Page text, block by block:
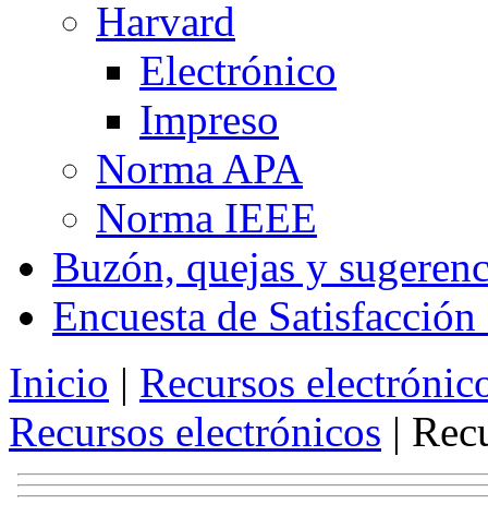
Harvard
Electrónico
Impreso
Norma APA
Norma IEEE
Buzón, quejas y
Encuesta de
Inicio | Recursos
Recursos electrónicos |